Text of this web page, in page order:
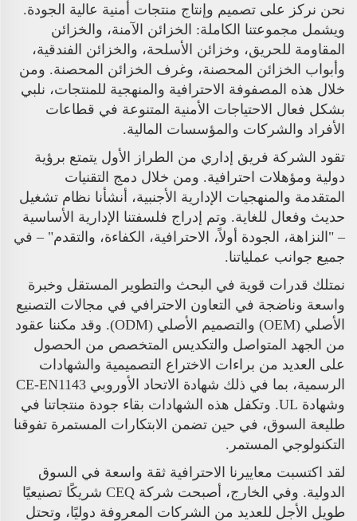
نحن نركز على تصميم وإنتاج منتجات أمنية عالية الجودة.
ويشمل مجموعتنا الكاملة: الخزائن الآمنة، والخزائن
المقاومة للحريق، وخزائن الأسلحة، والخزائن الفندقية،
وأبواب الخزائن المحصنة، وغرف الخزائن المحصنة. ومن
خلال هذه المصفوفة الاحترافية والمنهجية للمنتجات، نلبي
بشكل فعال الاحتياجات الأمنية المتنوعة في قطاعات
الأفراد والشركات والمؤسسات المالية.
تقود الشركة فريق إداري من الطراز الأول يتمتع برؤية
دولية ومؤهلات احترافية. ومن خلال دمج التقنيات
المتقدمة والمنهجيات الإدارية الأجنبية، أنشأنا نظام تشغيل
حديث وفعال للغاية. وتم إدراج فلسفتنا الإدارية الأساسية
– "النزاهة، الجودة أولاً، الاحترافية، الكفاءة، والتقدم" – في
جميع جوانب عملياتنا.
نمتلك قدرات قوية في البحث والتطوير المستقل وخبرة
واسعة وناضجة في التعاون الاحترافي في مجالات التصنيع
الأصلي (OEM) والتصميم الأصلي (ODM). وقد مكننا عقود
من الجهد المتواصل والتكديس المتخصص من الحصول
على العديد من براءات الاختراع التصميمية والشهادات
الرسمية، بما في ذلك شهادة الاتحاد الأوروبي CE-EN1143
وشهادة UL. وتكفل هذه الشهادات بقاء جودة منتجاتنا في
طليعة السوق، في حين تضمن الابتكارات المستمرة تفوقنا
التكنولوجي المستمر.
لقد اكتسبت معاييرنا الاحترافية ثقة واسعة في السوق
الدولية. وفي الخارج، أصبحت شركة CEQ شريكًا تصنيعيًا
طويل الأجل للعديد من الشركات المعروفة دوليًا، وتحتل